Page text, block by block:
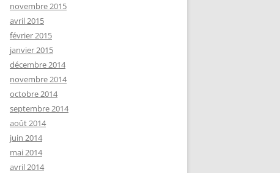
novembre 2015
avril 2015
février 2015
janvier 2015
décembre 2014
novembre 2014
octobre 2014
septembre 2014
août 2014
juin 2014
mai 2014
avril 2014